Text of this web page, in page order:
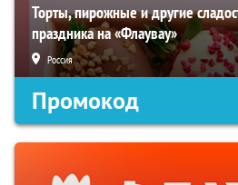
Торты, пирожные и другие
праздника на «Флаувау»
Россия
Промокод